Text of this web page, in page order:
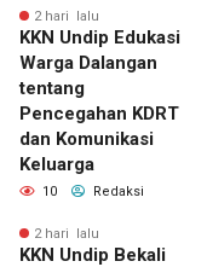
2 hari lalu
KKN Undip Edukasi
Warga Dalangan
tentang
Pencegahan KDRT
dan Komunikasi
Keluarga
10 Redaksi
2 hari lalu
KKN Undip Bekali